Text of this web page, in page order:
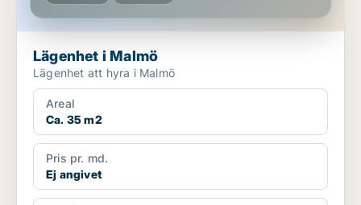
Lägenhet i Malmö
Lägenhet att hyra i Malmö
Areal
Ca. 35 m2
Pris pr. md.
Ej angivet